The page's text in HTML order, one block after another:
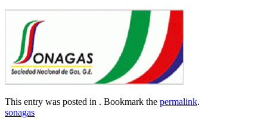
This entry was posted in . Bookmark the permalink.
sonagas